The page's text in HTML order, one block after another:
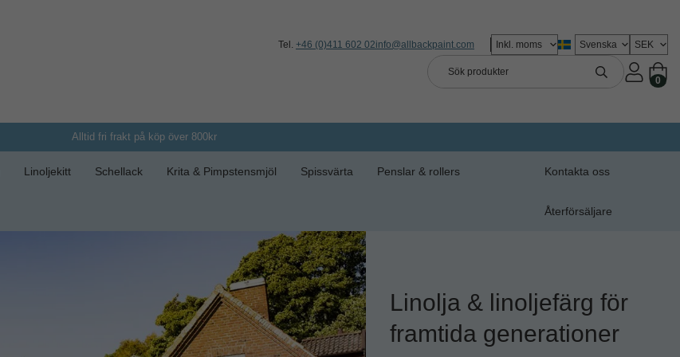
Tel. +46 (0)411 602 02info@allbackpaint.com
0
Alltid fri frakt på köp över 800kr
Linoljekitt Schellack Krita & Pimpstensmjöl Spissvärta Penslar & rollers Kontakta oss
Återförsäljare
Linolja & linoljefärg för
framtida generationer